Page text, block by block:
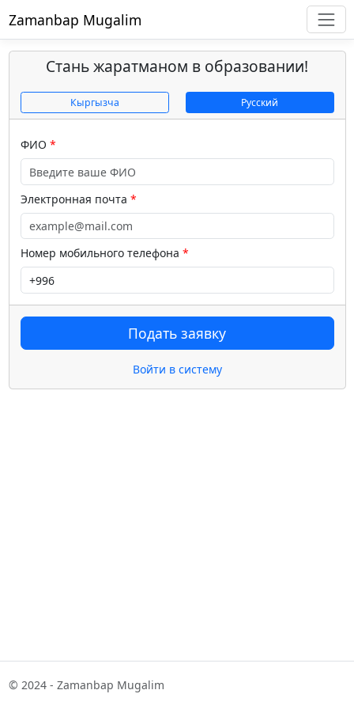
Zamanbap Mugalim
Стань жаратманом в образовании!
Кыргызча Русский
ФИО
Электронная почта
Номер мобильного телефона
Подать заявку
Войти в систему
© 2024 - Zamanbap Mugalim